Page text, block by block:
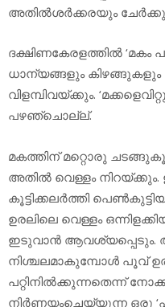
അതില്‍ശര്‍ക്കരയും
ദക്ഷിണകേരളത്തില്‍
ധാന്യങ്ങളും കിഴങ്ങുകളും
വിളമ്പിവയ്ക്കും.
പഴഞ്ചൊല്ല്.
മകത്തിന് മറ്റൊരു
അതില്‍ വെള്ളം
കൂട്ടിക്കലര്‍ത്തി
ഉരലിലെ വെള്ളം
ഇടുവാന്‍ ആവശ്യപ്പെടും.
നിശ്ചലമാകുമ്പോള്‍ പൂവ്
പറ്റിനില്‍ക്കുന്നതെന്ന്
നിര്‍ണയംചെയ്യുന്ന ഒരു